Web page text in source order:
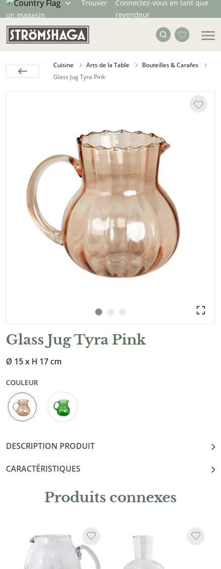
Trouver
un magasin
Connectez-vous en tant que
revendeur
Cuisine Arts de la Table
Bouteilles & Carafes
Glass Jug Tyra Pink
Glass Jug Tyra Pink
Ø 15 x H 17 cm
COULEUR
DESCRIPTION PRODUIT
CARACTÉRISTIQUES
Produits connexes